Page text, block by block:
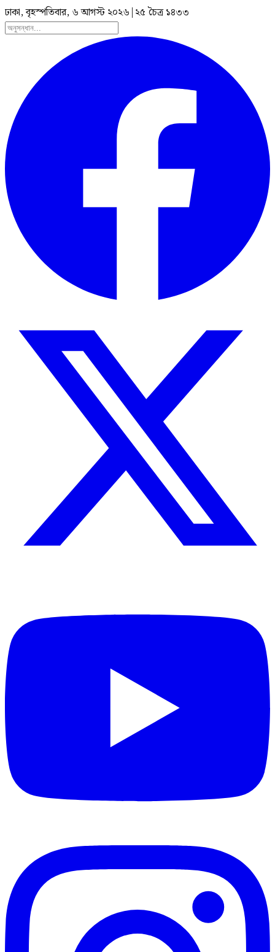
ঢাকা, বৃহস্পতিবার, ৬ আগস্ট ২০২৬ | ২৫ চৈত্র ১৪৩৩